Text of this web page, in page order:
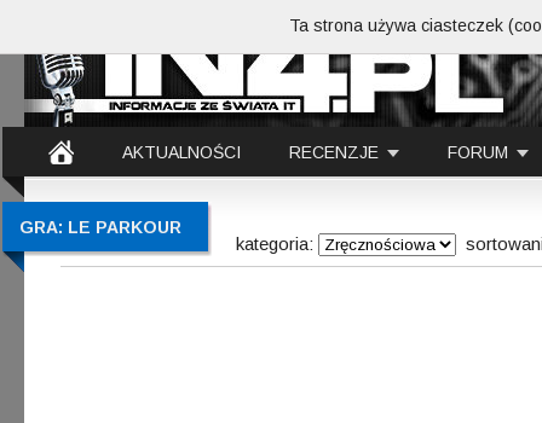
AKTUALNOŚCI RECENZJE FORUM
GRA: LE PARKOUR
kategoria:
Ta strona używa ciasteczek